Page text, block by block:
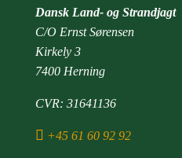
Dansk Land- og Strandjagt
C/O Ernst Sørensen
Kirkely 3
7400 Herning
CVR: 31641136
 +45 61 60 92 92